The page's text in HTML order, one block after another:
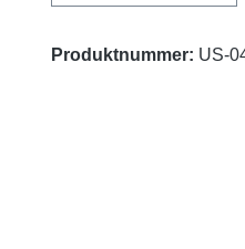
Produktnummer: US-